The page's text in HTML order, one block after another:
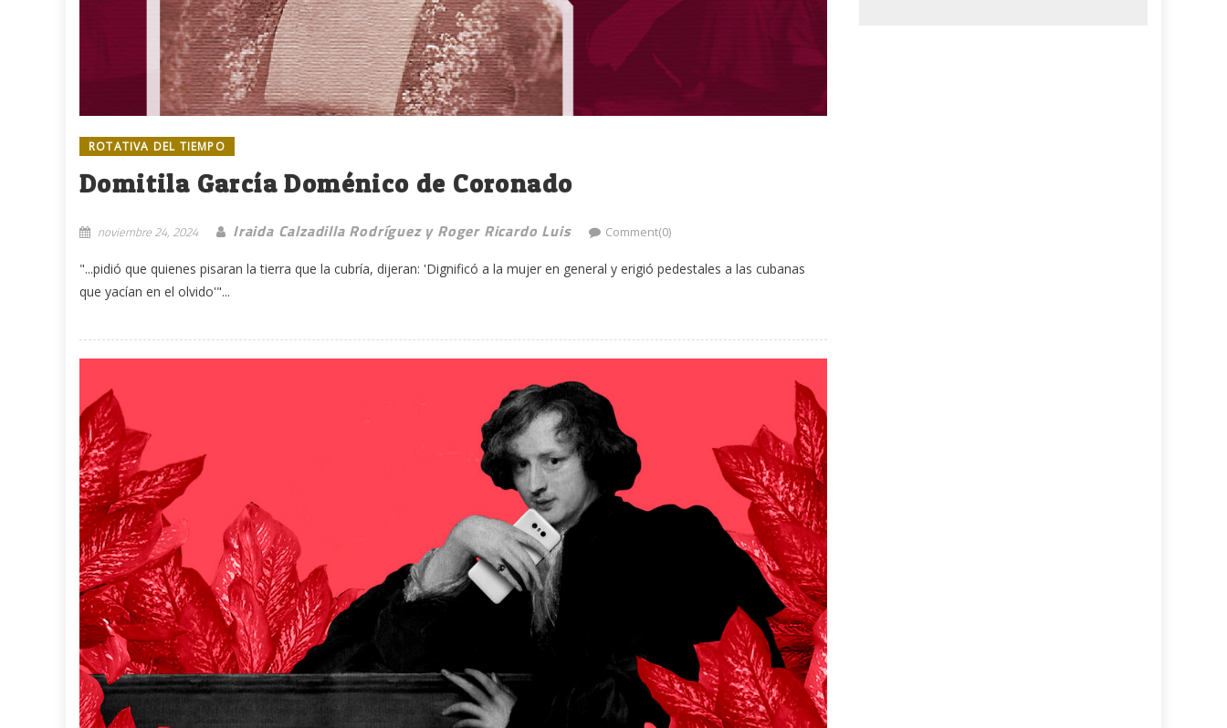
ROTATIVA DEL TIEMPO
Domitila García Doménico de Coronado
noviembre 24, 2024 Iraida Calzadilla Rodríguez y Roger Ricardo Luis Comment(0)
"...pidió que quienes pisaran la tierra que la cubría, dijeran: 'Dignificó a la mujer en general y erigió pedestales a las cubanas
que yacían en el olvido'"...